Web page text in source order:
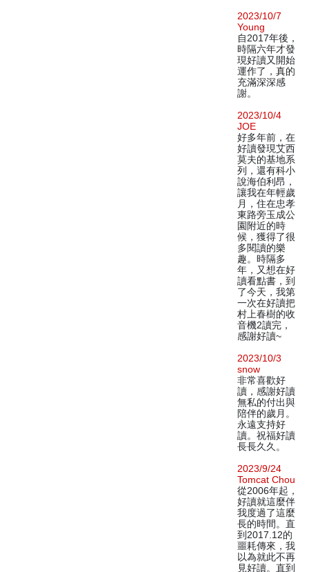
2023/10/7
Young
自2017年後，
時隔六年才發
現好讀又開始
運作了，真的
充滿深深感
謝。
2023/10/4
JOE
好多年前，在
好讀發現艾西
莫夫的基地系
列，還有科小
說海伯利昂，
讓我在年輕歲
月，住在忠孝
東路旁玉成公
園附近的時
候，獲得了很
多閱讀的樂
趣。時隔多
年，又想在好
讀看點書，到
了今天，我第
一次在好讀把
村上春樹的收
音機2讀完，
感謝好讀~
2023/10/3
snow
非常喜歡好
讀，感謝好讀
無私的付出與
陪伴的歲月。
永遠支持好
讀。祝福好讀
長長久久。
2023/9/24
Tomcat Chou
從2006年起，
好讀就這麼伴
我度過了這麼
長的時間。直
到2017.12的
噩耗傳來，我
以為就此不再
見好讀。直到